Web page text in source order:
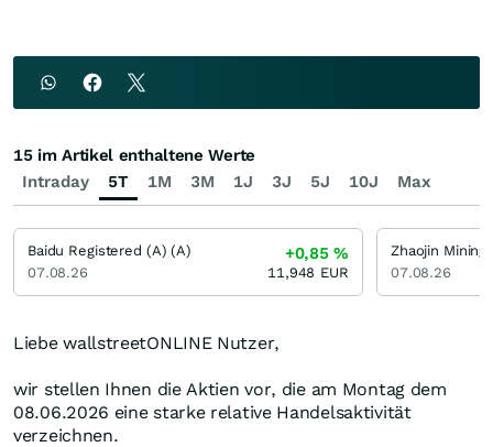
Liebe wallstreetONLINE Nutzer,
wir stellen Ihnen die Aktien vor, die am Montag dem
08.06.2026 eine starke relative Handelsaktivität
verzeichnen.
Intraday 5T 1M 3M 1J 3J 5J 10J Max
15 im Artikel enthaltene Werte
Baidu Registered (A) (A)
07.08.26
+0,85%
11,948 EUR 07.08.26